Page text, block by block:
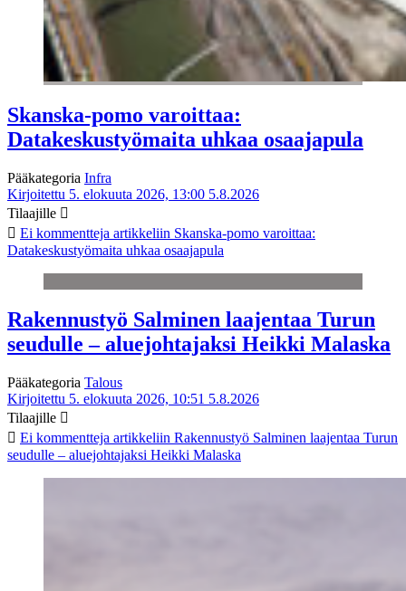
Skanska-pomo varoittaa:
Datakeskustyömaita uhkaa osaajapula
Pääkategoria Infra
Kirjoitettu 5. elokuuta 2026, 13:00 5.8.2026
Tilaajille
Ei kommentteja artikkeliin Skanska-pomo varoittaa:
Datakeskustyömaita uhkaa osaajapula
Rakennustyö Salminen laajentaa Turun
seudulle – aluejohtajaksi Heikki Malaska
Pääkategoria Talous
Kirjoitettu 5. elokuuta 2026, 10:51 5.8.2026
Tilaajille
Ei kommentteja artikkeliin Rakennustyö Salminen laajentaa Turun
seudulle – aluejohtajaksi Heikki Malaska